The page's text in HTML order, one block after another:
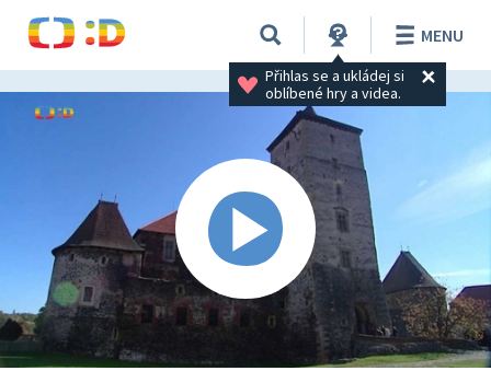
Přihlas se a ukládej si
oblíbené hry a videa.
MENU